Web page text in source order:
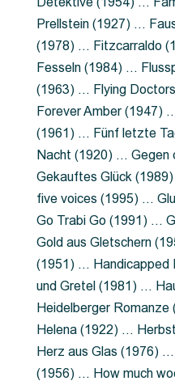
Prellstein (1927) …
(1978) … Fitzcarraldo
Fesseln (1984) …
(1963) … Flying
Forever Amber (1947)
(1961) … Fünf letzte
Nacht (1920) … Gegen
Gekauftes Glück
five voices (1995) …
Go Trabi Go (1991) …
Gold aus Gletschern
(1951) … Handicapped
und Gretel (1981) …
Heidelberger
Helena (1922) …
Herz aus Glas (1976)
(1956) … How much